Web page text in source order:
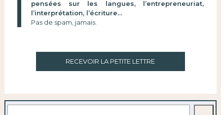
pensées sur les langues, l’entrepreneuriat,
l’interprétation, l’écriture…
Pas de spam, jamais.
RECEVOIR LA PETITE LETTRE